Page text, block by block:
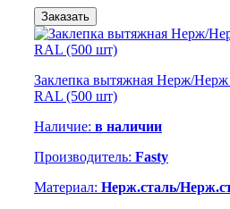
Заказать
Заклепка вытяжная Нерж/Нерж
RAL (500 шт)
Наличие: в наличии
Производитель: Fasty
Материал: Нерж.сталь/